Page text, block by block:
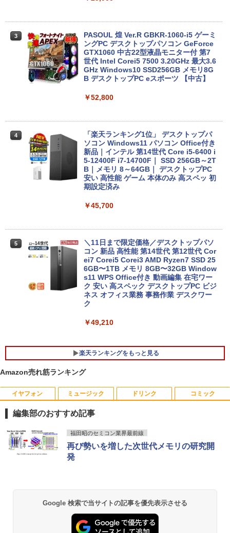
ws11 Office付｜テンキー DVD 搭載｜C
ore i5 第7世代 メモリ 8GB SSD 256GB
｜店長厳選 Lenovo ThinkPad 15.6型 Bl
uetooth Wi-Fi 無線｜中古 パソコン 中古
PC Word Excel
1/X 中古ノートパソコン ノートパソコン
中古品 液晶15インチ Windows11 Core i
3 第10世代 メモリ8GB SSD256GB搭載
WPS Office付き 中古パソコン テンキー
付きキーボード DVDドライブ Bluetooth
無線LAN エヌイーシー バーサプロ
ー MPro NB530 フルHD / Windows11/
超高性能 第10世代Core i7-1065G7/ 8G
B/ 爆速NVMe式1TB-SSD/ カメラ/ LTE/
無線Wi-Fi6/ Office付き/ Win11【中古ノ
ートパソコン 中古パソコン 中古PC】税
込送料無料 あす楽対応 当日発送
￥39,990
3
PASOUL 煌 Ver.R GBKR-1060-i5 ゲーミ
ングPC デスクトップパソコン GeForce
GTX1060 中古22型液晶モニター付 第7
世代 Intel Corei5 7500 3.20GHz 最大3.6
GHz Windows10 SSD256GB メモリ8G
B デスクトップPC eスポーツ 【中古】
￥52,800
4
「楽天ランキング1位」 デスクトップパ
ソコン Windows11 パソコン Office付き
新品｜インテル 第14世代 Core i5-6400 i
5-12400F i7-14700F｜ SSD 256GB～2T
B｜メモリ 8～64GB｜ デスクトップPC
安い 高性能 ゲーム 本体のみ 高スペッ 初
期設定済み
￥45,700
5
＼11日まで限定価格／デスクトップパソ
コン 新品 高性能 第14世代 第12世代 Cor
ei7 Corei5 Corei3 AMD Ryzen7 SSD 25
6GB〜1TB メモリ 8GB〜32GB Window
s11 WPS Office付き 動画編集 在宅ワー
ク 安い 高スペック デスクトップPC ビジ
ネス オフィス業務 事務作業 デスクワー
ク
￥49,210
楽天ランキングをもっと見る
1
mini HDMI - HDMIオスメス HDMI - mini
HDMIオスメス変換アダプタ1080pサポー
ト【送料無料】
￥498
KBBCL]
￥1,740
1
片田舎のおっさん、剣聖になる 11 〜
ただの田舎の剣術師範だったのに、大成
した弟子たちが俺を放ってくれない件〜
￥1,430
まんが学習シリーズ 16巻+別巻5冊定番セ
ット 21巻セット／山本博文
Amazon売れ筋ランキング
イヤフォン
Anker Soundcore P40i オフホワイト
￥5,990
￥4,990
ミュージック
BRUCE WAYNE feat. Flo Milli, ATL Jacob
[Explicit]
￥250
ドリンク
【Amazon.co.jp限定】 い・ろ・は・す 2L P
富士山の天然水 バナジウム含有 水 ミネラル
ウォーター ペットボトル 静岡県産 500ミリリ
ットル (Smart Basic)
コミック
薬屋のひとりごと 17巻 (デジタル版ビッグガ
エース)
￥832
編集部のおすすめ記事
福田昭のセミコン業界最前線
再び勢いを増した次世代メモリの研究開
発
Google 検索で当サイトの記事を優先表示させる